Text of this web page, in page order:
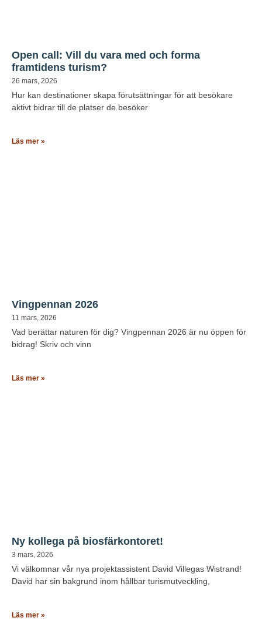
Open call: Vill du vara med och forma
framtidens turism?
26 mars, 2026
Hur kan destinationer skapa förutsättningar för att besökare
aktivt bidrar till de platser de besöker
Läs mer »
Vingpennan 2026
11 mars, 2026
Vad berättar naturen för dig? Vingpennan 2026 är nu öppen för
bidrag! Skriv och vinn
Läs mer »
Ny kollega på biosfärkontoret!
3 mars, 2026
Vi välkomnar vår nya projektassistent David Villegas Wistrand!
David har sin bakgrund inom hållbar turismutveckling,
Läs mer »